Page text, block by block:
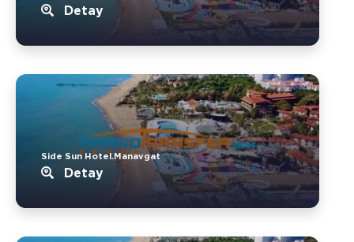
Detay
Side Sun Hotel.Manavgat
Detay